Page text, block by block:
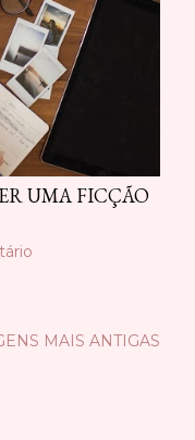
UMA FICÇÃO
MAIS ANTIGAS